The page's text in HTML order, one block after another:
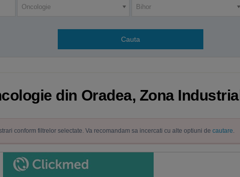
Oncologie Bihor
din Oradea, Zona
conform filtrelor selectate. Va recomandam sa incercati cu alte optiuni de cautare.